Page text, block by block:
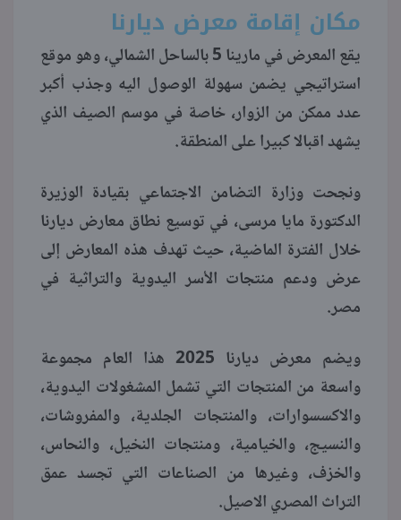
مكان إقامة معرض ديارنا
يقع المعرض في مارينا 5 بالساحل الشمالي، وهو موقع
استراتيجي يضمن سهولة الوصول اليه وجذب أكبر
عدد ممكن من الزوار، خاصة في موسم الصيف الذي
يشهد اقبالا كبيرا على المنطقة.
ونجحت وزارة التضامن الاجتماعي بقيادة الوزيرة
الدكتورة مايا مرسى، في توسيع نطاق معارض ديارنا
خلال الفترة الماضية، حيث تهدف هذه المعارض إلى
عرض ودعم منتجات الأسر اليدوية والتراثية في
مصر.
ويضم معرض ديارنا 2025 هذا العام مجموعة
واسعة من المنتجات التي تشمل المشغولات اليدوية،
والاكسسوارات، والمنتجات الجلدية، والمفروشات،
والنسيج، والخيامية، ومنتجات النخيل، والنحاس،
والخزف، وغيرها من الصناعات التي تجسد عمق
التراث المصري الاصيل.